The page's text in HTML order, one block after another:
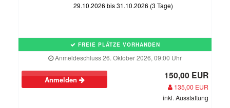
29.10.2026 bis 31.10.2026 (3 Tage)
FREIE PLÄTZE VORHANDEN
Anmeldeschluss 26. Oktober 2026, 09:00 Uhr
Anmelden 150,00 EUR
135,00 EUR
inkl. Ausstattung